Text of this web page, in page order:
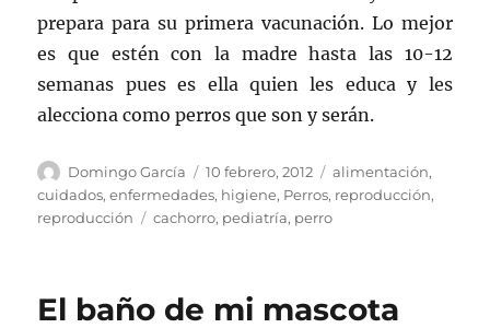
prepara para su primera vacunación. Lo mejor
es que estén con la madre hasta las 10-12
semanas pues es ella quien les educa y les
alecciona como perros que son y serán.
Autor
Domingo García
Publicado
el
10 febrero, 2012 Categorías
alimentación,
cuidados,enfermedades, higiene, Perros, reproducción,
reproducción
Etiquetas
cachorro, pediatría, perro
El baño de mi mascota